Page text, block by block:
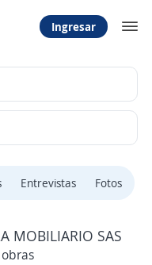
Ingresar
Entrevistas Fotos
MOBILIARIO SAS